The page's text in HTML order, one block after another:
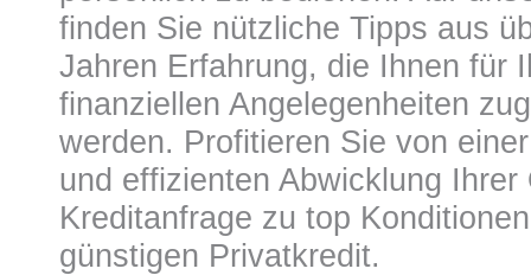
finden Sie nützliche Tipps aus
Jahren Erfahrung, die Ihnen für
finanziellen Angelegenheiten
werden. Profitieren Sie von
und effizienten Abwicklung Ihrer
Kreditanfrage zu top
günstigen Privatkredit.